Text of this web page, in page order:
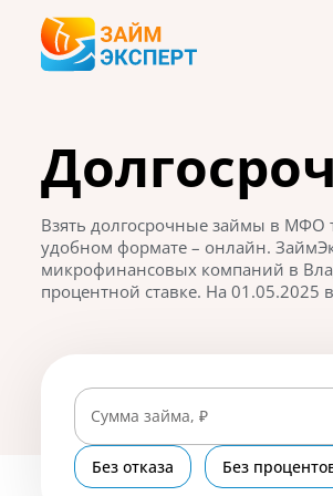
Взять долгосрочные займы в МФО
удобном формате – онлайн.
микрофинансовых компаний в
процентной ставке. На 01.05.2025
Сумма займа, ₽
Без отказа Без